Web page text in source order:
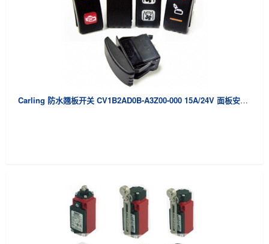
Carling 防水翘板开关 CV1B2AD0B-A3Z00-000 15A/24V 面板安装 ON NONE OFF 21*37